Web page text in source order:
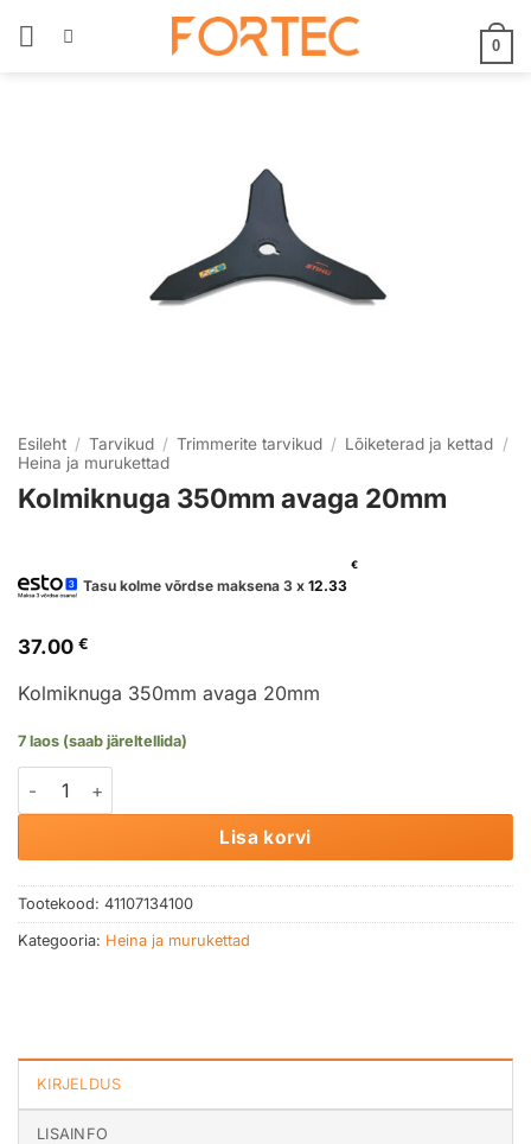
0
Esileht / Tarvikud / Trimmerite tarvikud / Lõiketerad ja kettad /
Heina ja murukettad
Kolmiknuga 350mm avaga 20mm
Tasu kolme võrdse maksena 3 x 12.33
€
37.00 €
Kolmiknuga 350mm avaga 20mm
7 laos (saab järeltellida)
Kolmiknuga 350mm avaga 20mm kogus
Lisa korvi
Tootekood: 41107134100
Kategooria: Heina ja murukettad
KIRJELDUS
LISAINFO